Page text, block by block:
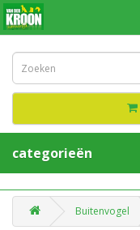
categorieën
Buitenvogel